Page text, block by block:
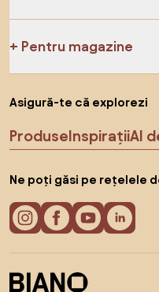
Pentru magazine
Asigură-te că explorezi
ProduseInspirațiiAI
Ne poți găsi pe rețelele